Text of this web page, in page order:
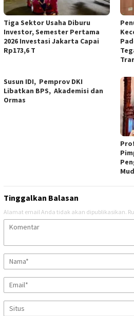
Tiga Sektor Usaha Diburu
Investor, Semester Pertama
2026 Investasi Jakarta Capai
Rp173,6 T
Susun IDI, Pemprov DKI
Libatkan BPS, Akademisi dan
Ormas
Tinggalkan Balasan
Alamat email Anda tidak akan dipublikasikan.